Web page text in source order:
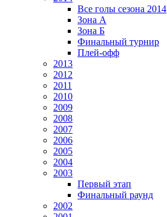
Все голы сезона 2014
Зона А
Зона Б
Финальный турнир
Плей-офф
2013
2012
2011
2010
2009
2008
2007
2006
2005
2004
2003
Первый этап
Финальный раунд
2002